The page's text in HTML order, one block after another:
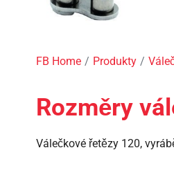
FB Home Produkty
Rozměry
Válečkové řetězy 120,